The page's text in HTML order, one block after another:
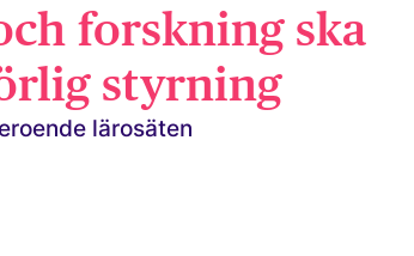
forskning ska
styrning
lärosäten